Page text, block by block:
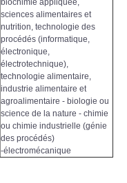
sciences alimentaires et
nutrition, technologie des
procédés (informatique,
électronique,
électrotechnique),
technologie alimentaire,
industrie alimentaire et
agroalimentaire - biologie ou
science de la nature - chimie
ou chimie industrielle (génie
des procédés)
-électromécanique